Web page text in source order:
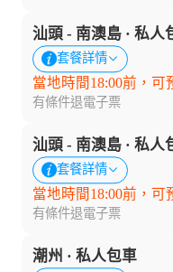
汕頭 - 南澳島 · 私人
套餐詳情
當地時間18:00前，可
有條件退電子票
汕頭 - 南澳島 · 私人
套餐詳情
當地時間18:00前，可
有條件退電子票
潮州 · 私人包車